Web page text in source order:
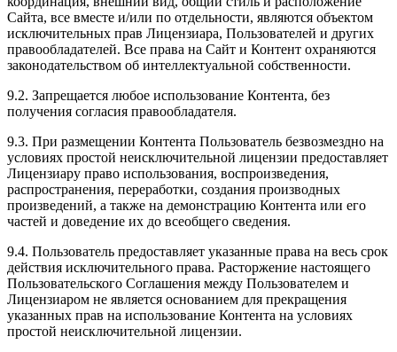
Сайта, все вместе и/или по отдельности, являются объектом
исключительных прав Лицензиара, Пользователей и других
правообладателей. Все права на Сайт и Контент охраняются
законодательством об интеллектуальной собственности.
9.2. Запрещается любое использование Контента, без
получения согласия правообладателя.
9.3. При размещении Контента Пользователь безвозмездно на
условиях простой неисключительной лицензии предоставляет
Лицензиару право использования, воспроизведения,
распространения, переработки, создания производных
произведений, а также на демонстрацию Контента или его
частей и доведение их до всеобщего сведения.
9.4. Пользователь предоставляет указанные права на весь срок
действия исключительного права. Расторжение настоящего
Пользовательского Соглашения между Пользователем и
Лицензиаром не является основанием для прекращения
указанных прав на использование Контента на условиях
простой неисключительной лицензии.